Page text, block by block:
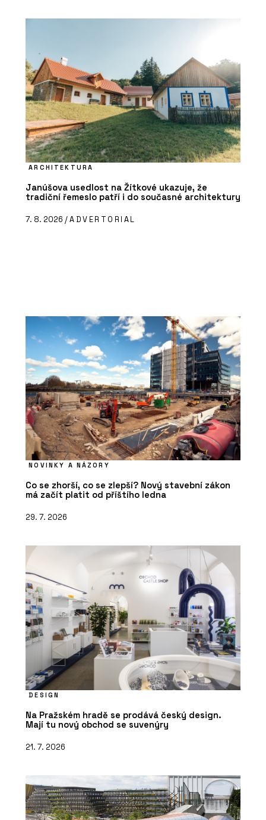
ARCHITEKTURA
Janúšova usedlost na Žítkové ukazuje, že
tradiční řemeslo patří i do současné architektury
7. 8. 2026 /ADVERTORIAL
NOVINKY A NÁZORY
Co se zhorší, co se zlepší? Nový stavební zákon
má začít platit od příštího ledna
29. 7. 2026
DESIGN
Na Pražském hradě se prodává český design.
Mají tu nový obchod se suvenýry
21. 7. 2026